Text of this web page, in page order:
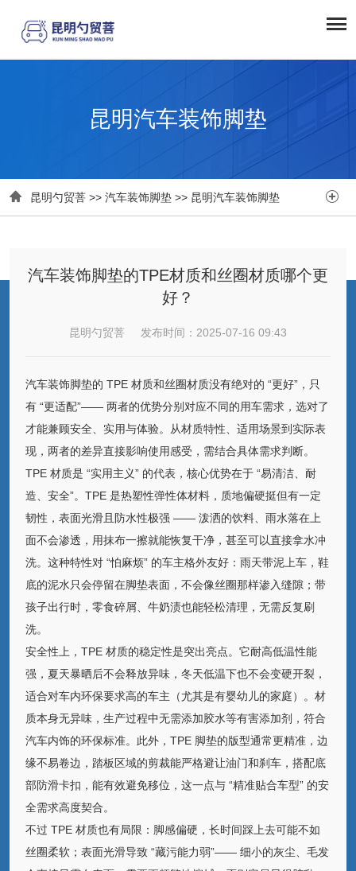
昆明汽车装饰脚垫
 昆明勺贸菩 >> 汽车装饰脚垫 >> 昆明汽车装饰脚垫 
汽车装饰脚垫的TPE材质和丝圈材质哪个更
好？
昆明勺贸菩 发布时间：2025-07-16 09:43
汽车装饰脚垫的 TPE 材质和丝圈材质没有绝对的 “更好”，只
有 “更适配”—— 两者的优势分别对应不同的用车需求，选对了
才能兼顾安全、实用与体验。从材质特性、适用场景到实际表
现，两者的差异直接影响使用感受，需结合具体需求判断。
TPE 材质是 “实用主义” 的代表，核心优势在于 “易清洁、耐
造、安全”。TPE 是热塑性弹性体材料，质地偏硬挺但有一定
韧性，表面光滑且防水性极强 —— 泼洒的饮料、雨水落在上
面不会渗透，用抹布一擦就能恢复干净，甚至可以直接拿水冲
洗。这种特性对 “怕麻烦” 的车主格外友好：雨天带泥上车，鞋
底的泥水只会停留在脚垫表面，不会像丝圈那样渗入缝隙；带
孩子出行时，零食碎屑、牛奶渍也能轻松清理，无需反复刷
洗。
安全性上，TPE 材质的稳定性是突出亮点。它耐高低温性能
强，夏天暴晒后不会释放异味，冬天低温下也不会变硬开裂，
适合对车内环保要求高的车主（尤其是有婴幼儿的家庭）。材
质本身无异味，生产过程中无需添加胶水等有害添加剂，符合
汽车内饰的环保标准。此外，TPE 脚垫的版型通常更精准，边
缘不易卷边，踏板区域的剪裁能严格避让油门和刹车，搭配底
部防滑卡扣，能有效避免移位，这一点与 “精准贴合车型” 的安
全需求高度契合。
不过 TPE 材质也有局限：脚感偏硬，长时间踩上去可能不如
丝圈柔软；表面光滑导致 “藏污能力弱”—— 细小的灰尘、毛发